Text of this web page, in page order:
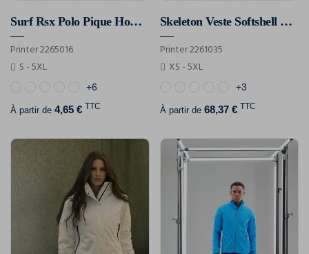
Surf Rsx Polo Pique Hommes
Printer 2265016
S - 5XL
+6
À partir de 4,65 € TTC
Skeleton Veste Softshell Hommes
Printer 2261035
XS - 5XL
+3
À partir de 68,37 € TTC